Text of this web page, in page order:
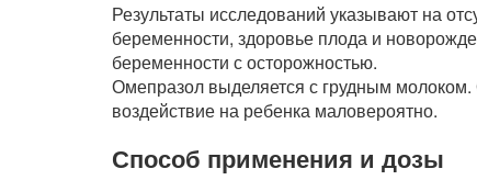
Результаты исследований указывают на
беременности, здоровье плода и
беременности с осторожностью.
Омепразол выделяется с грудным
воздействие на ребенка маловероятно.
Способ применения и дозы